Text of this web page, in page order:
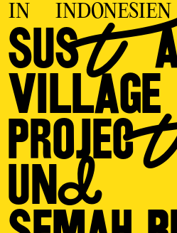
IN INDONESIEN
VILLAGE
UND